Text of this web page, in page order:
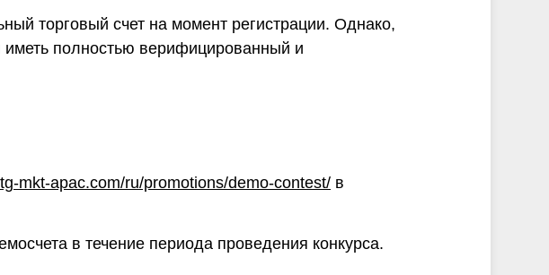
торговый счет на момент регистрации. Однако,
иметь полностью верифицированный и
mkt-apac.com/ru/promotions/demo-contest/ в
в течение периода проведения конкурса.